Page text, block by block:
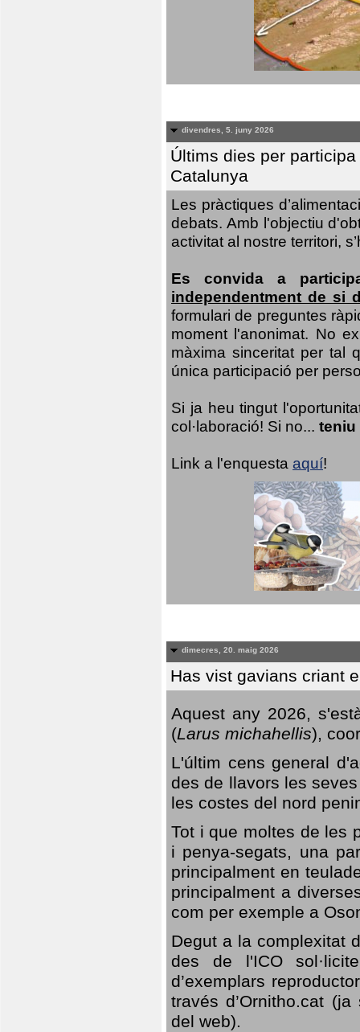
divendres, 5. juny 2026
Últims dies per
Catalunya
Les pràctiques
debats. Amb l'objectiu
activitat al nostre territori,
Es convida a
independentment de si
formulari de preguntes
moment l'anonimat. No
màxima sinceritat per tal
única participació per
Si ja heu tingut
col·laboració! Si no... teniu
Link a l'enquesta aquí!
dimecres, 20. maig 2026
Has vist gavians criant
Aquest any 2026,
(Larus michahellis),
L'últim cens general
des de llavors les
les costes del nord
Tot i que moltes de les
i penya-segats, una
principalment en
principalment a
com per exemple a
Degut a la complexitat
des de l'ICO
d’exemplars
través d’Ornitho.cat
del web).